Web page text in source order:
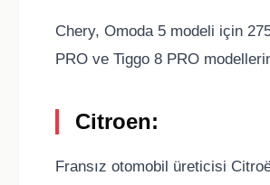
Chery, Omoda 5 modeli için
PRO ve Tiggo 8 PRO
Citroen:
Fransız otomobil üreticisi